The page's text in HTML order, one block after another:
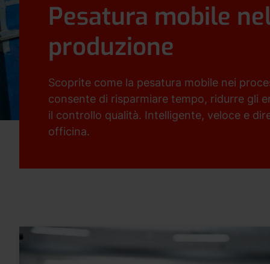
Pesatura mobile
produzione
Scoprite come la pesatura mobile nei
consente di risparmiare tempo, ridurre gli
il controllo qualità. Intelligente, veloce e
officina.